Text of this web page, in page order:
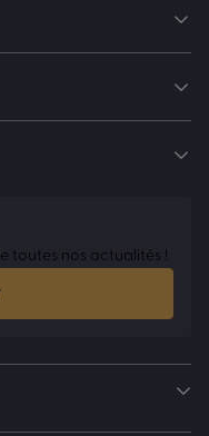
toutes nos actualités !